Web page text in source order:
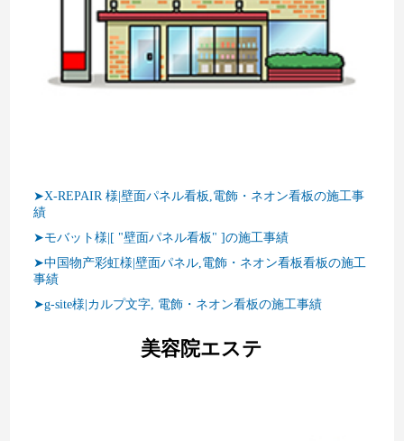
➤X-REPAIR 様|壁面パネル看板,電飾・ネオン看板の施工事
績
➤モバット様|[ "壁面パネル看板" ]の施工事績
➤中国物产彩虹様|壁面パネル,電飾・ネオン看板看板の施工
事績
➤g-site様|カルプ文字, 電飾・ネオン看板の施工事績
美容院エステ